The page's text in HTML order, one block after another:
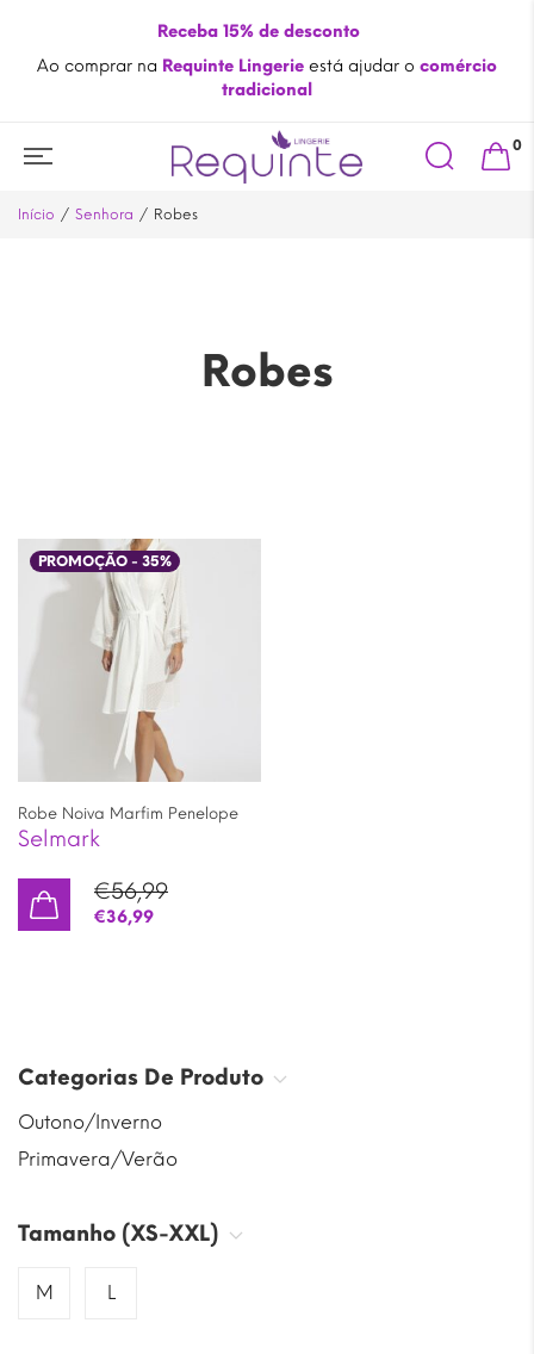
Receba 15% de desconto
Ao comprar na Requinte Lingerie está ajudar o comércio
tradicional
Search
for:
0
Início Senhora Robes
Robes
PROMOÇÃO - 35%
Robe Noiva Marfim Penelope
Selmark
€56,99
€36,99
Categorias De Produto
Outono/Inverno
Primavera/Verão
Tamanho (XS-XXL)
M L